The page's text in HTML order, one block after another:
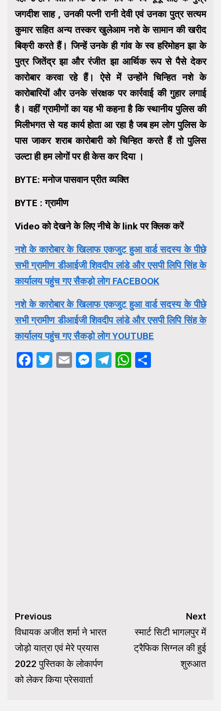
जगदीश साह , उनकी पत्नी रानी देवी एवं उनका पुत्र सत्यम
कुमार सहित अन्य तस्कर खुलेआम नशे के सामान की खरीद
बिक्री करते हैं। जिन्हें उनके ही गांव के स्व हरिमोहन झा के
पुत्र जितेंद्र झा और रंजीत झा आर्थिक रूप से पैसे देकर
कारोबार करवा रहे हैं। ऐसे में उन्होंने चिन्हित नशे के
कारोबारियों और उनके संरक्षक पर कार्रवाई की गुहार लगाई
है। वहीं ग्रामीणों का यह भी कहना है कि स्थानीय पुलिस की
मिलीभगत से यह कार्य होता आ रहा है जब हम लोग पुलिस के
पास जाकर शराब कारोबारी को चिन्हित करते हैं तो पुलिस
उल्टा ही हम लोगों पर ही केस कर दिया ।
BYTE: मनोज पासवान प्रीत व्यक्ति
BYTE : ग्रामीण
Video को देखने के लिए नीचे के link पर क्लिक करें
नशे के कारोबार के खिलाफ एकजुट हुआ वार्ड सदस्य के पीछे
सभी ग्रामीण डीआईजी शिवदीप लांडे और एसपी लिपि सिंह के
कार्यालय पहुंच गए सैकड़ो लोग FACEBOOK
नशे के कारोबार के खिलाफ एकजुट हुआ वार्ड सदस्य के पीछे
सभी ग्रामीण डीआईजी शिवदीप लांडे और एसपी लिपि सिंह के
कार्यालय पहुंच गए सैकड़ो लोग YOUTUBE
Facebook
Twitter
EmailMessenger
Telegram
WhatsApp
Continue
Reading
Previous
विधायक अजीत शर्मा ने भारत
जोड़ो यात्रा एवं मेरे प्रयास
2022 पुस्तिका के लोकार्पण
को लेकर किया प्रेसवार्ता
Next
स्मार्ट सिटी भागलपुर में
ट्रैफिक सिग्नल की हुई
शुरुआत